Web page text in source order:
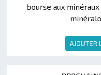
bourse aux
AJOUTER